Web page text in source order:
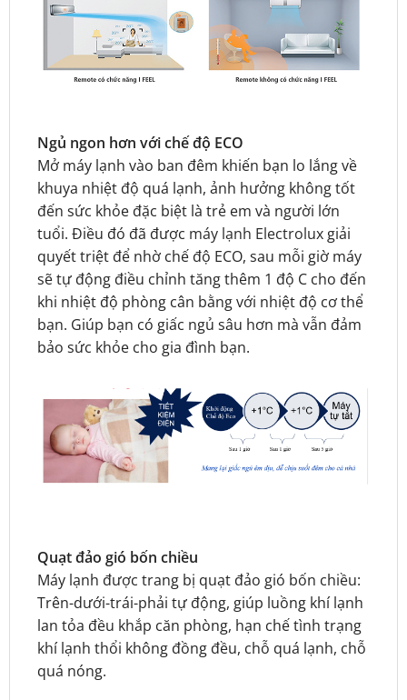
Ngủ ngon hơn với chế độ ECO
Mở máy lạnh vào ban đêm khiến bạn lo lắng về
khuya nhiệt độ quá lạnh, ảnh hưởng không tốt
đến sức khỏe đặc biệt là trẻ em và người lớn
tuổi. Điều đó đã được máy lạnh Electroluxgiải
quyết triệt để nhờ chế độ ECO, sau mỗi giờ máy
sẽ tự động điều chỉnh tăng thêm 1 độ C cho đến
khi nhiệt độ phòng cân bằng với nhiệt độ cơ thể
bạn. Giúp bạn có giấc ngủ sâu hơn mà vẫn đảm
bảo sức khỏe cho gia đình bạn.
Quạt đảo gió bốn chiều
Máy lạnh được trang bị quạt đảo gió bốn chiều:
Trên-dưới-trái-phải tự động, giúp luồng khí lạnh
lan tỏa đều khắp căn phòng, hạn chế tình trạng
khí lạnh thổi không đồng đều, chỗ quá lạnh, chỗ
quá nóng.